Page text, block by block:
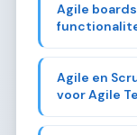
Agile
Agile en
voor Agile